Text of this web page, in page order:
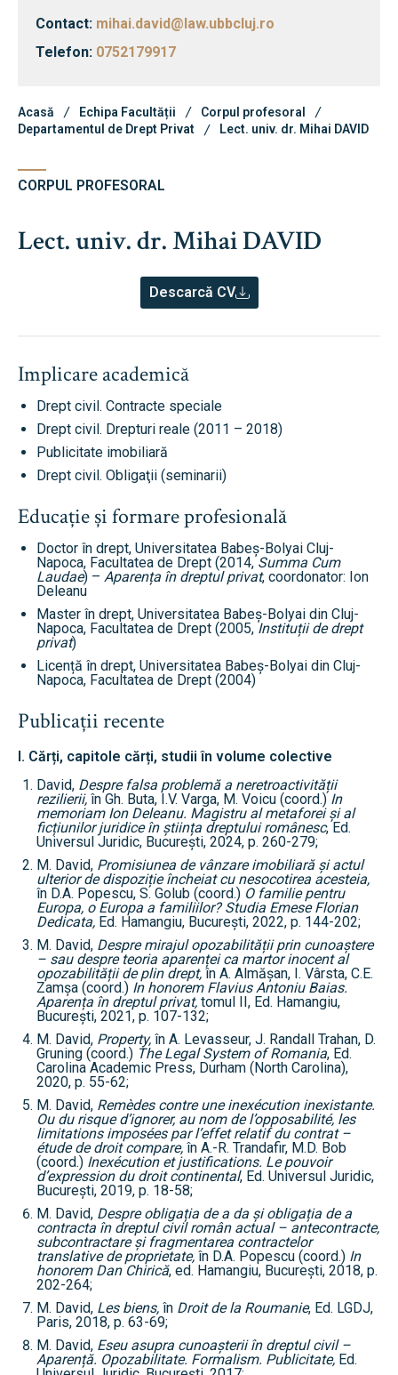
Contact
Contact: mihai.david@law.ubbcluj.ro
Telefon: 0752179917
Acasă Echipa Facultății
Corpul profesoral
Departamentul de Drept Privat
Lect. univ. dr. Mihai DAVID
CORPUL PROFESORAL
Lect. univ. dr. Mihai DAVID
Descarcă CV
Implicare academică
Drept civil. Contracte speciale
Drept civil. Drepturi reale (2011 – 2018)
Publicitate imobiliară
Drept civil. Obligaţii (seminarii)
Educație și formare profesională
Doctor în drept, Universitatea Babeș-Bolyai Cluj-
Napoca, Facultatea de Drept (2014,Summa Cum
Laudae) – Aparența în dreptul privat, coordonator: Ion
Deleanu
Master în drept, Universitatea Babeș-Bolyai din Cluj-
Napoca, Facultatea de Drept (2005, Instituții de drept
privat)
Licență în drept, Universitatea Babeș-Bolyai din Cluj-
Napoca, Facultatea de Drept (2004)
Publicații recente
I. Cărți, capitole cărți, studii în volume colective
David, Despre falsa problemă a neretroactivității
rezilierii, în Gh. Buta, I.V. Varga, M. Voicu (coord.) In
memoriam Ion Deleanu. Magistru al metaforei și al
ficțiunilor juridice în știința dreptului românesc, Ed.
Universul Juridic, București, 2024, p. 260-279;
M. David, Promisiunea de vânzare imobiliară și actul
ulterior de dispoziție încheiat cu nesocotirea acesteia,
în D.A. Popescu, S. Golub (coord.) O familie pentru
Europa, o Europa a familiilor? Studia Emese Florian
Dedicata, Ed. Hamangiu, București, 2022, p. 144-202;
M. David, Despre mirajul opozabilității prin cunoaștere
– sau despre teoria aparenței ca martor inocent al
opozabilității de plin drept, în A. Almășan, I. Vârsta, C.E.
Zamșa (coord.) In honorem Flavius Antoniu Baias.
Aparența în dreptul privat, tomul II, Ed. Hamangiu,
București, 2021, p. 107-132;
M. David, Property, în A. Levasseur, J. Randall Trahan, D.
Gruning (coord.) The Legal System of Romania, Ed.
Carolina Academic Press, Durham (North Carolina),
2020, p. 55-62;
M. David, Remèdes contre une inexécution inexistante.
Ou du risque d’ignorer, au nom de l’opposabilité, les
limitations imposées par l’effet relatif du contrat –
étude de droit compare, în A.-R. Trandafir, M.D. Bob
(coord.) Inexécution et justifications. Le pouvoir
d’expression du droit continental, Ed. Universul Juridic,
București, 2019, p. 18-58;
M. David, Despre obligația de a da și obligația de a
contracta în dreptul civil român actual – antecontracte,
subcontractare și fragmentarea contractelor
translative de proprietate, în D.A. Popescu (coord.) In
honorem Dan Chirică, ed. Hamangiu, București, 2018, p.
202-264;
M. David, Les biens, în Droit de la Roumanie, Ed. LGDJ,
Paris, 2018, p. 63-69;
M. David, Eseu asupra cunoașterii în dreptul civil –
Aparență. Opozabilitate. Formalism. Publicitate, Ed.